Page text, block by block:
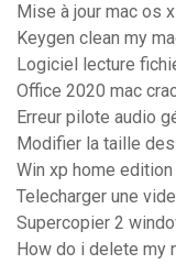
Mise à jour mac os
Keygen clean my
Logiciel lecture
Office 2020 mac
Erreur pilote audio
Modifier la taille
Win xp home
Telecharger une
Supercopier 2
How do i delete my